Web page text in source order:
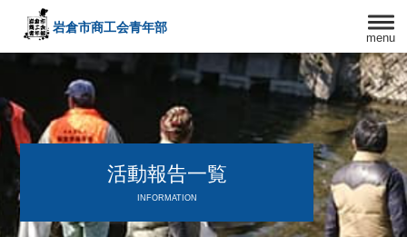
menu
岩倉市商工会青年部
〒482－0042
愛知県岩倉市中本町西出口31-1
TEL:0587-66-3400
FAX:0587-66-3417
頑張る中小企業を応援します！
活動報告一覧
INFORMATION